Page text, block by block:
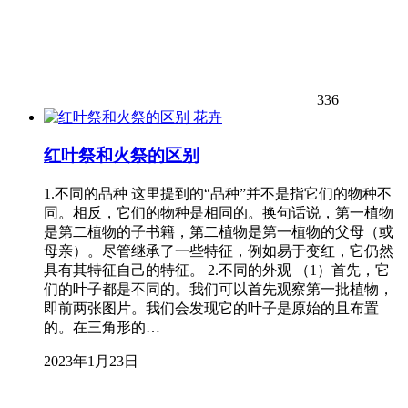
336
花卉
红叶祭和火祭的区别
1.不同的品种 这里提到的“品种”并不是指它们的物种不
同。相反，它们的物种是相同的。换句话说，第一植物
是第二植物的子书籍，第二植物是第一植物的父母（或
母亲）。尽管继承了一些特征，例如易于变红，它仍然
具有其特征自己的特征。 2.不同的外观 （1）首先，它
们的叶子都是不同的。我们可以首先观察第一批植物，
即前两张图片。我们会发现它的叶子是原始的且布置
的。在三角形的…
2023年1月23日